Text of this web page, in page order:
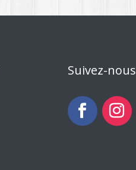
Suivez-nous